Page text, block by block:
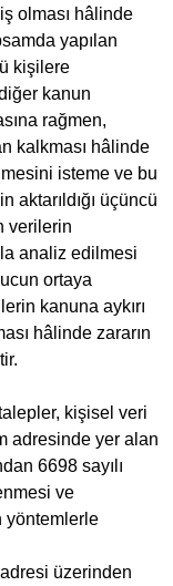
olması hâlinde
yapılan
kişilere
kanun
rağmen,
kalkması hâlinde
isteme ve bu
aktarıldığı üçüncü
verilerin
analiz edilmesi
ortaya
kanuna aykırı
hâlinde zararın
kişisel veri
adresinde yer alan
6698 sayılı
ve
yöntemlerle
üzerinden